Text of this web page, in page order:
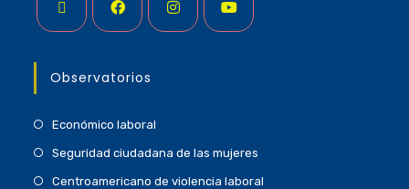
Observatorios
Económico laboral
Seguridad ciudadana de las mujeres
Centroamericano de violencia laboral